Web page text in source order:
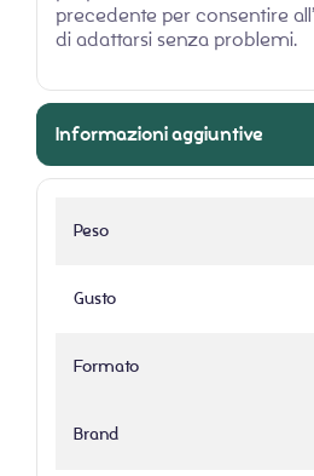
precedente per consentire
di adattarsi senza problemi.
Informazioni aggiuntive
Peso
Gusto
Formato
Brand